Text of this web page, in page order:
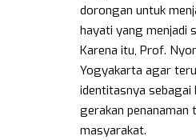
dorongan untuk
hayati yang menjadi
Karena itu, Prof.
Yogyakarta agar
identitasnya sebagai
gerakan penanaman
masyarakat.